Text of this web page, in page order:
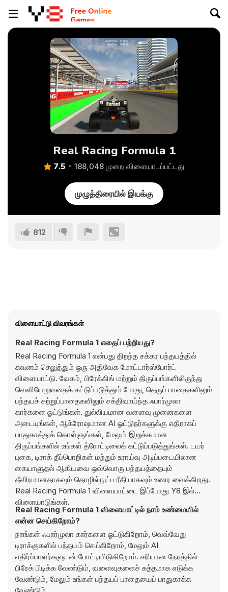
Real Racing Formula 1
7.5 188,048 முறை விளையாடப்பட்டது
முழுத்திரையில் இயக்கு
812
விளையாட்டு விவரங்கள்
Real Racing Formula 1 எதைப் பற்றியது?
Real Racing Formula 1 என்பது திறந்த சக்கர பந்தயத்தில்
கவனம் செலுத்தும் ஒரு அதிவேக மோட்டார்ஸ்போர்ட்
விளையாட்டு. வேகம், பிரேக்கிங் மற்றும் திருப்பங்களிலிருந்து
வெளியேறுவதைக் கட்டுப்படுத்தும் போது, தெருப் பாதைகளிலும்
பந்தயச் சுற்றுப்பாதைகளிலும் சக்திவாய்ந்த ஃபார்முலா
கார்களை ஓட்டுங்கள். துல்லியமான வளைவு முனைகளை
அடையுங்கள், ஆக்ரோஷமான AI ஓட்டுநர்களுக்கு எதிராகப்
பாதுகாத்துக் கொள்ளுங்கள், மேலும் இறுக்கமான
திருப்பங்களில் உங்கள் த்ரோட்டிலைக் கட்டுப்படுத்துங்கள். டயர்
புகை, டிராக் தீப்பொறிகள் மற்றும் உராய்வு அடிப்படையிலான
கையாளுதல் ஆகியவை ஒவ்வொரு பந்தயத்தையும்
தீவிரமானதாகவும் தொழில்நுட்ப ரீதியாகவும் உணர வைக்கிறது.
Real Racing Formula 1 விளையாட்டை இப்போது Y8 இல்
விளையாடுங்கள்.
Real Racing Formula 1 விளையாட்டில் நாம் உண்மையில்
என்ன செய்கிறோம்?
நாங்கள் ஃபார்முலா கார்களை ஓட்டுகிறோம், வெவ்வேறு
டிராக்குகளில் பந்தயம் செய்கிறோம், மேலும் AI
எதிர்ப்பாளர்களுடன் போட்டியிடுகிறோம். சரியான நேரத்தில்
பிரேக் பிடிக்க வேண்டும், வளைவுகளைச் சுத்தமாக எடுக்க
வேண்டும், மேலும் உங்கள் பந்தயப் பாதையைப் பாதுகாக்க